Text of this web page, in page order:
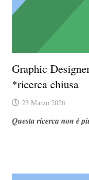
Graphic
*ricerca chiusa
23 Marzo 2026
Questa ricerca non è